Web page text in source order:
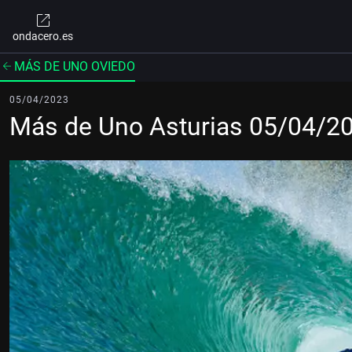
ondacero.es
MÁS DE UNO OVIEDO
05/04/2023
Más de Uno Asturias 05/04/